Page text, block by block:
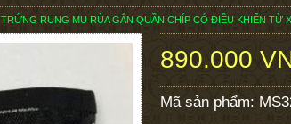
TRỨNG RUNG MU RÙA GẮN QUẦN CHÍP CÓ ĐIỀU KHIỂN TỪ
890.000
Mã sản phẩm: